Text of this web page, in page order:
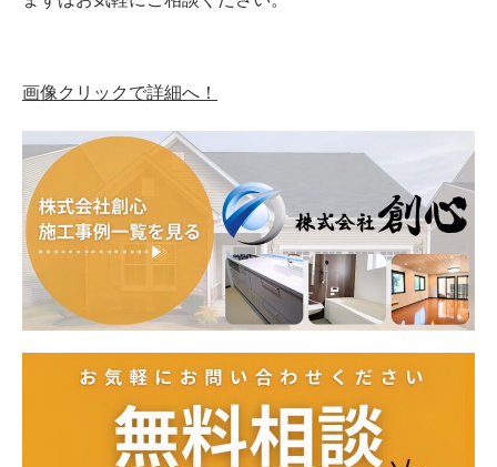
画像クリックで詳細へ！